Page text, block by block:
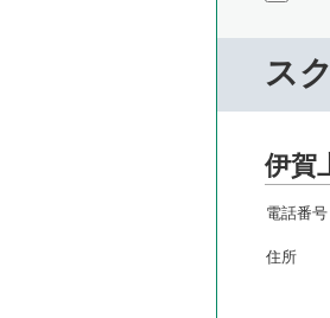
ス
伊賀